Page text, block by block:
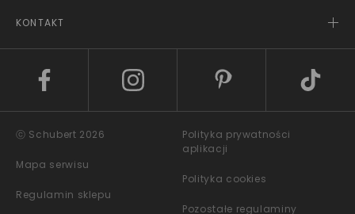
KONTAKT
ⓒ Schubert 2026
Mapa serwisu
Regulamin sklepu
Polityka prywatności
aplikacji
Polityka cookies
Pozostałe regulaminy